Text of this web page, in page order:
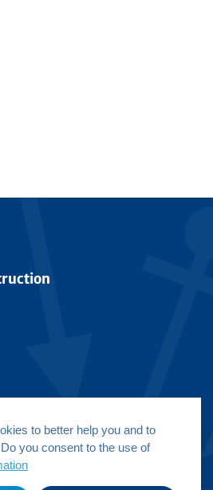
to better help you and to
you consent to the use of